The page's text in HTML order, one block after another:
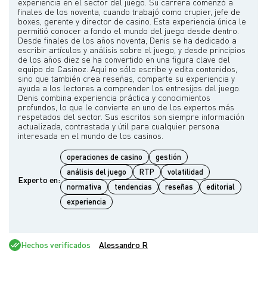
experiencia en el sector del juego. Su carrera comenzó a
finales de los noventa, cuando trabajó como crupier, jefe de
boxes, gerente y director de casino. Esta experiencia única le
permitió conocer a fondo el mundo del juego desde dentro.
Desde finales de los años noventa, Denis se ha dedicado a
escribir artículos y análisis sobre el juego, y desde principios
de los años diez se ha convertido en una figura clave del
equipo de Casinoz. Aquí no sólo escribe y edita contenidos,
sino que también crea reseñas, comparte su experiencia y
ayuda a los lectores a comprender los entresijos del juego.
Denis combina experiencia práctica y conocimientos
profundos, lo que le convierte en uno de los expertos más
respetados del sector. Sus escritos son siempre información
actualizada, contrastada y útil para cualquier persona
Experto en:
operaciones de casino
gestión
análisis del juego
RTP
volatilidad
normativa
tendencias reseñas
editorial
experiencia
Hechos verificados Alessandro R